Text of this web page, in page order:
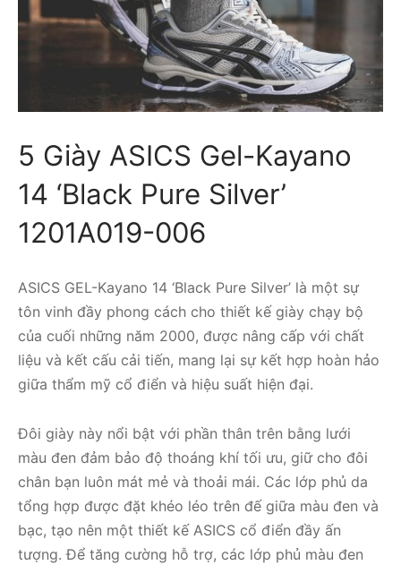
5 Giày ASICS Gel-Kayano
14 ‘Black Pure Silver’
1201A019-006
ASICS GEL-Kayano 14 ‘Black Pure Silver’ là một sự
tôn vinh đầy phong cách cho thiết kế giày chạy bộ
của cuối những năm 2000, được nâng cấp với chất
liệu và kết cấu cải tiến, mang lại sự kết hợp hoàn hảo
giữa thẩm mỹ cổ điển và hiệu suất hiện đại.
Đôi giày này nổi bật với phần thân trên bằng lưới
màu đen đảm bảo độ thoáng khí tối ưu, giữ cho đôi
chân bạn luôn mát mẻ và thoải mái. Các lớp phủ da
tổng hợp được đặt khéo léo trên đế giữa màu đen và
bạc, tạo nên một thiết kế ASICS cổ điển đầy ấn
tượng. Để tăng cường hỗ trợ, các lớp phủ màu đen